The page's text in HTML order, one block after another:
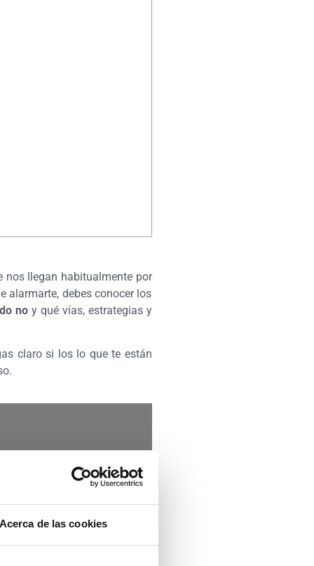
de las cookies
nos llegan habitualmente por
alarmarte, debes conocer los
noy qué vías, estrategias y
claro si los lo que te están
eficaz ante este tipo de